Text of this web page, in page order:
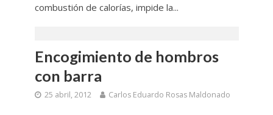
combustión de calorías, impide la...
Encogimiento de hombros
con barra
25 abril, 2012 Carlos Eduardo Rosas Maldonado